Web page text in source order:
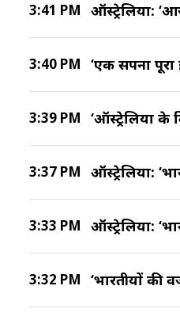
3:41 PM ऑस्ट्रेलिया:
3:40 PM ‘एक सपना पूरा
3:39 PM ‘ऑस्ट्रेलिया के
3:37 PM ऑस्ट्रेलिया:
3:33 PM ऑस्ट्रेलिया:
3:32 PM ‘भारतीयों की